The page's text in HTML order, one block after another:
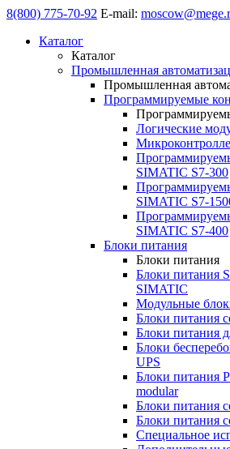
8(800) 775-70-92 E-mail:
Каталог
Каталог
Промышленная
Промышленная
Программируемые
Логические
SIMATIC S7-300
SIMATIC S7-
SIMATIC S7-400
Блоки питания
Блоки питания
Блоки питания
SIMATIC
Модульные
Блоки питания
Блоки питания
Блоки
UPS
Блоки питания
modular
Блоки питания
Блоки питания
Специальное